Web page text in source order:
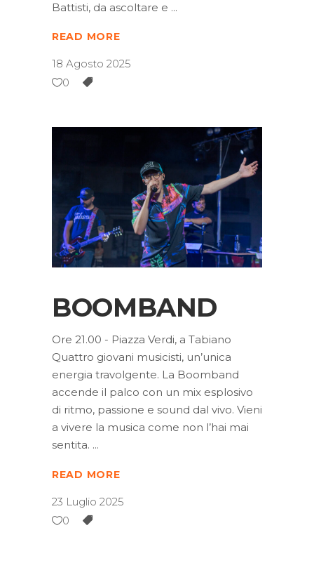
Battisti, da ascoltare e
READ MORE
18 Agosto 2025
0
BOOMBAND
Ore 21.00 - Piazza Verdi, a Tabiano
Quattro giovani musicisti, un’unica
energia travolgente. La Boomband
accende il palco con un mix esplosivo
di ritmo, passione e sound dal vivo. Vieni
a vivere la musica come non l’hai mai
sentita.
READ MORE
23 Luglio 2025
0